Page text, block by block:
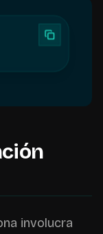
involucra